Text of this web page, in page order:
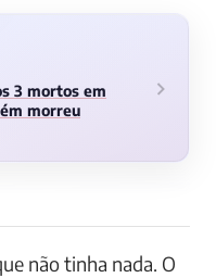
3 mortos em
morreu
não tinha nada. O